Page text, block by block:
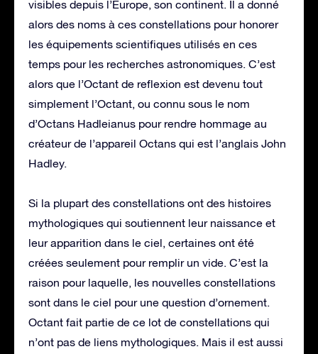
visibles depuis l’Europe, son continent. Il a donné
alors des noms à ces constellations pour honorer
les équipements scientifiques utilisés en ces
temps pour les recherches astronomiques. C’est
alors que l’Octant de reflexion est devenu tout
simplement l’Octant, ou connu sous le nom
d’Octans Hadleianus pour rendre hommage au
créateur de l’appareil Octans qui est l’anglais John
Hadley.
Si la plupart des constellations ont des histoires
mythologiques qui soutiennent leur naissance et
leur apparition dans le ciel, certaines ont été
créées seulement pour remplir un vide. C’est la
raison pour laquelle, les nouvelles constellations
sont dans le ciel pour une question d’ornement.
Octant fait partie de ce lot de constellations qui
n’ont pas de liens mythologiques. Mais il est aussi